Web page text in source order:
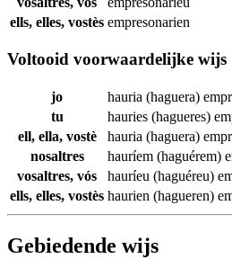
ells, elles, vostès empresonarien
Voltooid voorwaardelijke wijs
jo hauria (haguera)
tu
hauries (hagueres)
ell, ella, vostè
hauria (haguera)
nosaltres
hauríem (haguérem)
vosaltres, vós
hauríeu (haguéreu)
ells, elles, vostès haurien (hagueren)
Gebiedende wijs